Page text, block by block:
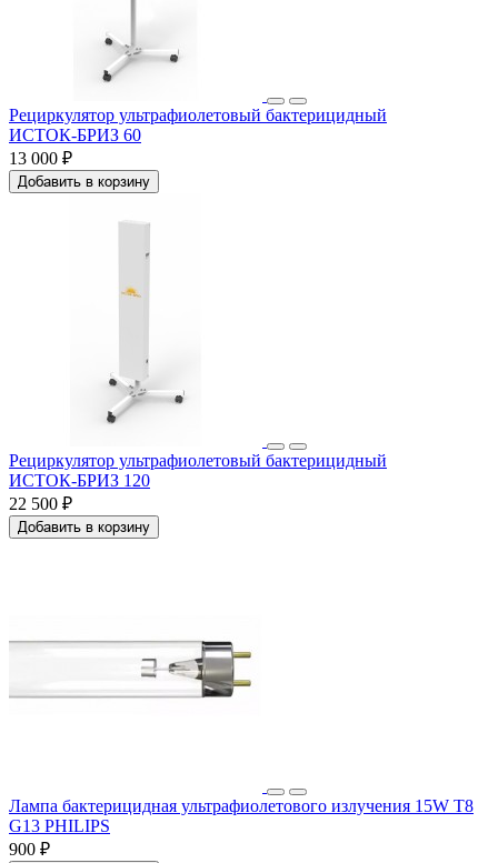
Рециркулятор ультрафиолетовый бактерицидный
ИСТОК‑БРИЗ 60
13 000 ₽
Добавить в корзину
Рециркулятор ультрафиолетовый бактерицидный
ИСТОК‑БРИЗ 120
22 500 ₽
Добавить в корзину
Лампа бактерицидная ультрафиолетового излучения 15W T8
G13 PHILIPS
900 ₽